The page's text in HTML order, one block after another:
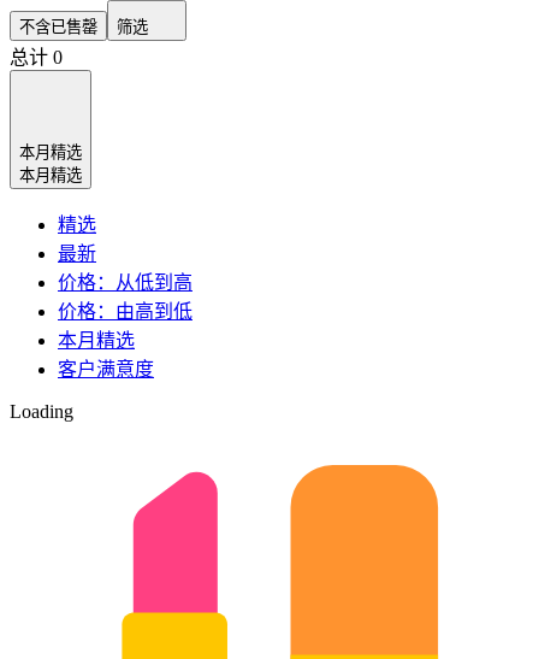
不含已售罄 筛选
总计 0
本月精选
本月精选
精选
最新
价格：从低到高
价格：由高到低
本月精选
客户满意度
Loading